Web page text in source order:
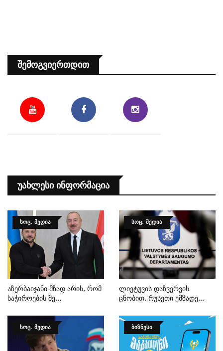
Შემოგვიერთდით
Უახლესი Ინფორმაცია
ᲡᲝᲪ. ᲛᲔᲓᲘᲐ
Აზერბაიჯანი Მზად Არის, Რომ
Საჭიროების Შე...
ᲡᲝᲪ. ᲛᲔᲓᲘᲐ
Ლიეტუვის Დაზვერვის
Ცნობით, Რუსეთი Ემზადე...
ᲡᲝᲪ. ᲛᲔᲓᲘᲐ ᲑᲘᲖᲜᲔᲡᲘ